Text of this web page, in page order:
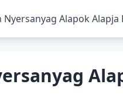
Nyersanyag Alapok Alapja